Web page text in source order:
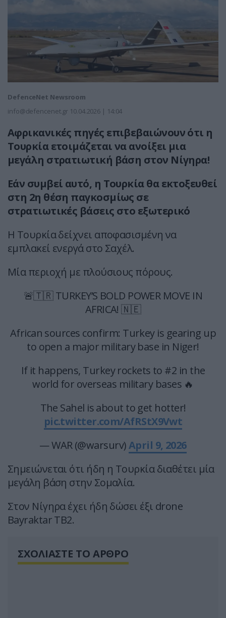
DefenceNet Newsroom
info@defencenet.gr 10.04.2026 | 14:04
Αφρικανικές πηγές επιβεβαιώνουν ότι η
Τουρκία ετοιμάζεται να ανοίξει μια
μεγάλη στρατιωτική βάση στον Νίγηρα!
Εάν συμβεί αυτό, η Τουρκία θα εκτοξευθεί
στη 2η θέση παγκοσμίως σε
στρατιωτικές βάσεις στο εξωτερικό
Η Τουρκία δείχνει αποφασισμένη να
εμπλακεί ενεργά στο Σαχέλ.
Μία περιοχή με πλούσιους πόρους.
🚨🇹🇷 TURKEY’S BOLD POWER MOVE IN
AFRICA! 🇳🇪
African sources confirm: Turkey is gearing up
to open a major military base in Niger!
If it happens, Turkey rockets to #2 in the
world for overseas military bases 🔥
The Sahel is about to get hotter!
pic.twitter.com/AfRStX9Vwt
— WAR (@warsurv)April 9, 2026
Σημειώνεται ότι ήδη η Τουρκία διαθέτει μία
μεγάλη βάση στην Σομαλία.
Στον Νίγηρα έχει ήδη δώσει έξι drone
Bayraktar TB2.
ΣΧΟΛΙΑΣΤΕ ΤΟ ΑΡΘΡΟ